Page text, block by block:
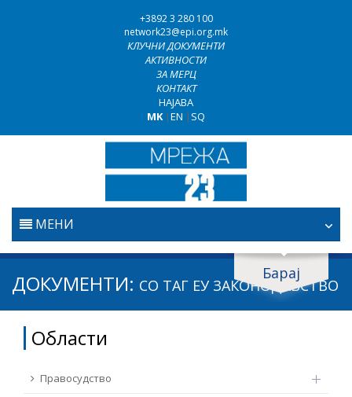
+3892 3 280 100
network23@epi.org.mk
КЛУЧНИ ДОКУМЕНТИ
АКТИВНОСТИ
ЗА МЕРЦ
КОНТАКТ
НАЈАВА
MK|EN | SQ
МЕНИ
ПОЧЕТНА
ПРАВОСУДСТВО
БОРБА ПРОТИВ КОРУПЦИЈАТА
ТЕМЕЛНИ ПРАВА
Барај
Барај документи
Област / подрачје
ДОКУМЕНТИ: СО ТАГ ЕУ ЗАКОНОДАВСТВО
Области
Правосудство